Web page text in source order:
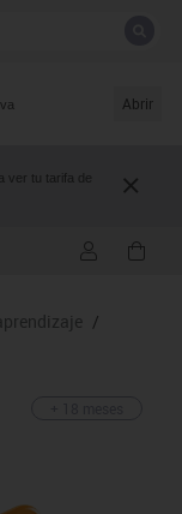
Abrir
ver tu tarifa de
/